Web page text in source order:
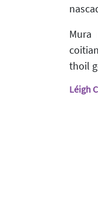
Mura
thoil
Léigh